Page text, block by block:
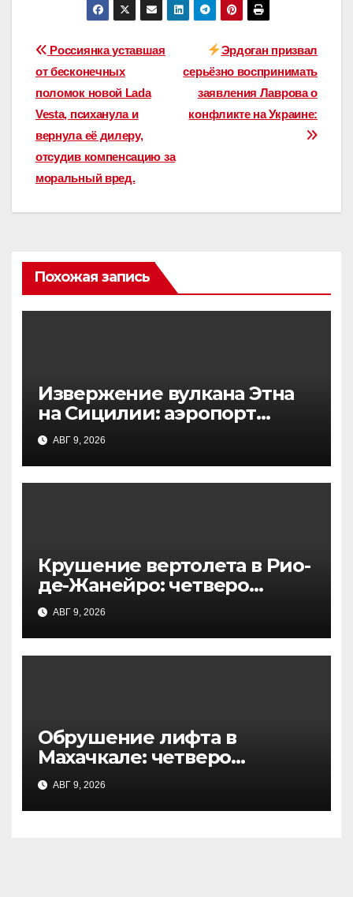
Навигация
по
записям
Эрдоган призвал
серьёзно воспринимать
заявления Лаврова о
конфликте на Украине:
Россиянка уставшая
от бесконечных
поломок новой Lada
Vesta, психанула и
вернула её дилеру,
отсудив компенсацию за
моральный вред.
Похожая запись
Извержение вулкана Этна
на Сицилии: аэропорт
Катании приостановил
работу
АВГ 9, 2026
Крушение вертолета в Рио-
де-Жанейро: четверо
погибших в национальном
парке, начато
расследование
АВГ 9, 2026
Обрушение лифта в
Махачкале: четверо
пострадавших из-за
перегруза
АВГ 9, 2026